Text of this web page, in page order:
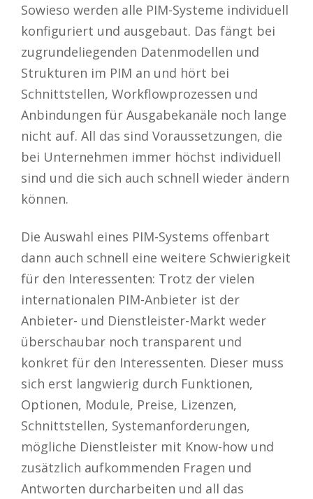
Sowieso werden alle PIM-Systeme individuell
konfiguriert und ausgebaut. Das fängt bei
zugrundeliegenden Datenmodellen und
Strukturen im PIM an und hört bei
Schnittstellen, Workflowprozessen und
Anbindungen für Ausgabekanäle noch lange
nicht auf. All das sind Voraussetzungen, die
bei Unternehmen immer höchst individuell
sind und die sich auch schnell wieder ändern
können.
Die Auswahl eines PIM-Systems offenbart
dann auch schnell eine weitere Schwierigkeit
für den Interessenten: Trotz der vielen
internationalen PIM-Anbieter ist der
Anbieter- und Dienstleister-Markt weder
überschaubar noch transparent und
konkret für den Interessenten. Dieser muss
sich erst langwierig durch Funktionen,
Optionen, Module, Preise, Lizenzen,
Schnittstellen, Systemanforderungen,
mögliche Dienstleister mit Know-how und
zusätzlich aufkommenden Fragen und
Antworten durcharbeiten und all das